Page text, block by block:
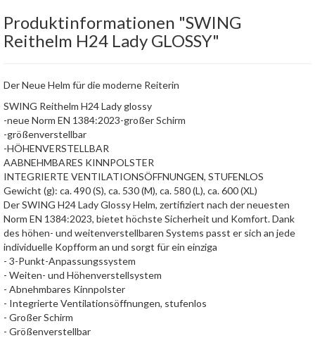
Produktinformationen "SWING
Reithelm H24 Lady GLOSSY"
Der Neue Helm für die moderne Reiterin
SWING Reithelm H24 Lady glossy
-neue Norm EN 1384:2023-großer Schirm
-größenverstellbar
-HÖHENVERSTELLBAR
AABNEHMBARES KINNPOLSTER
INTEGRIERTE VENTILATIONSÖFFNUNGEN, STUFENLOS
Gewicht (g): ca. 490 (S), ca. 530 (M), ca. 580 (L), ca. 600 (XL)
Der SWING H24 Lady Glossy Helm, zertifiziert nach der neuesten
Norm EN 1384:2023, bietet höchste Sicherheit und Komfort. Dank
des höhen- und weitenverstellbaren Systems passt er sich an jede
individuelle Kopfform an und sorgt für ein einziga
- 3-Punkt-Anpassungssystem
- Weiten- und Höhenverstellsystem
- Abnehmbares Kinnpolster
- Integrierte Ventilationsöffnungen, stufenlos
- Großer Schirm
- Größenverstellbar